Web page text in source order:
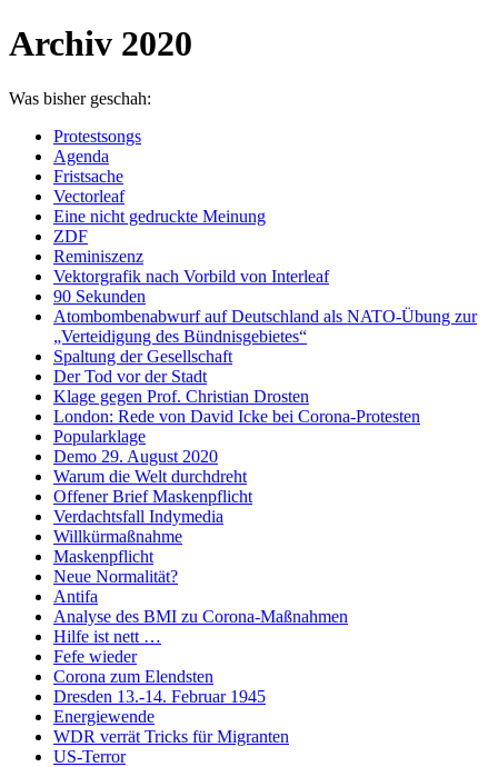
Archiv 2020
Was bisher geschah:
Protestsongs
Agenda
Fristsache
Vectorleaf
Eine nicht gedruckte Meinung
ZDF
Reminiszenz
Vektorgrafik nach Vorbild von Interleaf
90 Sekunden
Atombombenabwurf auf Deutschland als NATO-Übung zur
„Verteidigung des Bündnisgebietes“
Spaltung der Gesellschaft
Der Tod vor der Stadt
Klage gegen Prof. Christian Drosten
London: Rede von David Icke bei Corona-Protesten
Popularklage
Demo 29. August 2020
Warum die Welt durchdreht
Offener Brief Maskenpflicht
Verdachtsfall Indymedia
Willkürmaßnahme
Maskenpflicht
Neue Normalität?
Antifa
Analyse des BMI zu Corona-Maßnahmen
Hilfe ist nett …
Fefe wieder
Corona zum Elendsten
Dresden 13.-14. Februar 1945
Energiewende
WDR verrät Tricks für Migranten
US-Terror